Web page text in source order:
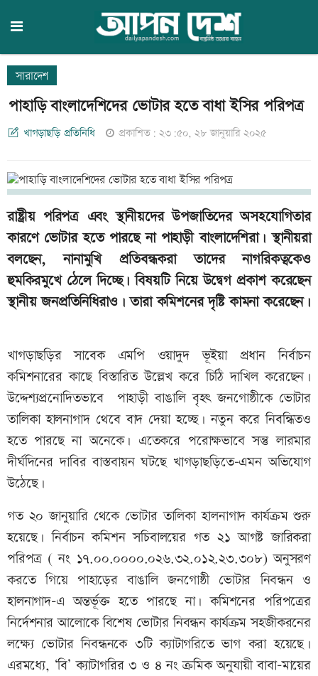
সারাদেশ
পাহাড়ি বাংলাদেশিদের ভোটার হতে বাধা ইসির পরিপত্র
খাগড়াছড়ি প্রতিনিধি প্রকাশিত: ২৩:৫০, ২৮ জানুয়ারি ২০২৫
রাষ্ট্রীয় পরিপত্র এবং স্থানীয়দের উপজাতিদের অসহযোগিতার
কারণে ভোটার হতে পারছে না পাহাড়ী বাংলাদেশিরা। স্থানীয়রা
বলছেন, নানামুখি প্রতিবন্ধকরা তাদের নাগরিকত্বকেও
হুমকিরমুখে ঠেলে দিচ্ছে। বিষয়টি নিয়ে উদ্বেগ প্রকাশ করেছেন
স্থানীয় জনপ্রতিনিধিরাও। তারা কমিশনের দৃষ্টি কামনা করেছেন।
খাগড়াছড়ির সাবেক এমপি ওয়াদুদ ভূইয়া প্রধান নির্বাচন
কমিশনারের কাছে বিস্তারিত উল্লেখ করে চিঠি দাখিল করেছেন।
উদ্দেশ্যপ্রনোদিতভাবে পাহাড়ী বাঙালি বৃহৎ জনগোষ্ঠীকে ভোটার
তালিকা হালনাগাদ থেবে বাদ দেয়া হচ্ছে। নতুন করে নিবন্ধিতও
হতে পারছে না অনেকে। এতেকরে পরোক্ষভাবে সন্তু লারমার
দীর্ঘদিনের দাবির বাস্তবায়ন ঘটছে খাগড়াছড়িতে-এমন অভিযোগ
উঠেছে।
গত ২০ জানুয়ারি থেকে ভোটার তালিকা হালনাগাদ কার্যক্রম শুরু
হয়েছে। নির্বাচন কমিশন সচিবালয়ের গত ২১ আগষ্ট জারিকরা
পরিপত্র ( নং ১৭.০০.০০০০.০২৬.৩২.০১২.২৩.৩০৮) অনুসরণ
করতে গিয়ে পাহাড়ের বাঙালি জনগোষ্ঠী ভোটার নিবন্ধন ও
হালনাগাদ-এ অন্তর্ভূক্ত হতে পারছে না। কমিশনের পরিপত্রের
নির্দেশনার আলোকে বিশেষ ভোটার নিবন্ধন কার্যক্রম সহজীকরনের
লক্ষ্যে ভোটার নিবন্ধনকে ৩টি ক্যাটাগরিতে ভাগ করা হয়েছে।
এরমধ্যে, ‘বি’ ক্যাটাগরির ৩ ও ৪ নং ক্রমিক অনুযায়ী বাবা-মায়ের